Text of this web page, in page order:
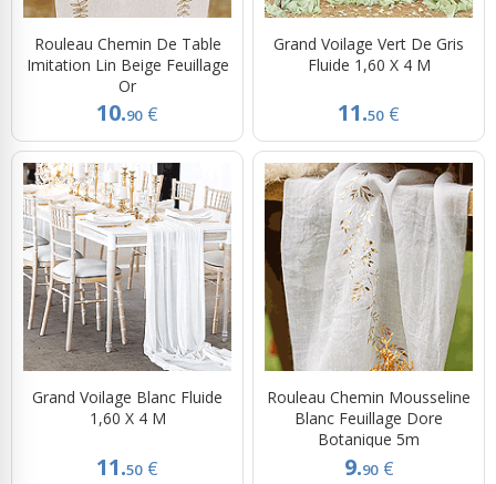
Rouleau Chemin De Table
Imitation Lin Beige Feuillage
Or
10.90 €
Grand Voilage Vert De Gris
Fluide 1,60 X 4 M
11.50 €
Grand Voilage Blanc Fluide
1,60 X 4 M
11.50 €
Rouleau Chemin Mousseline
Blanc Feuillage Dore
Botanique 5m
9.90 €